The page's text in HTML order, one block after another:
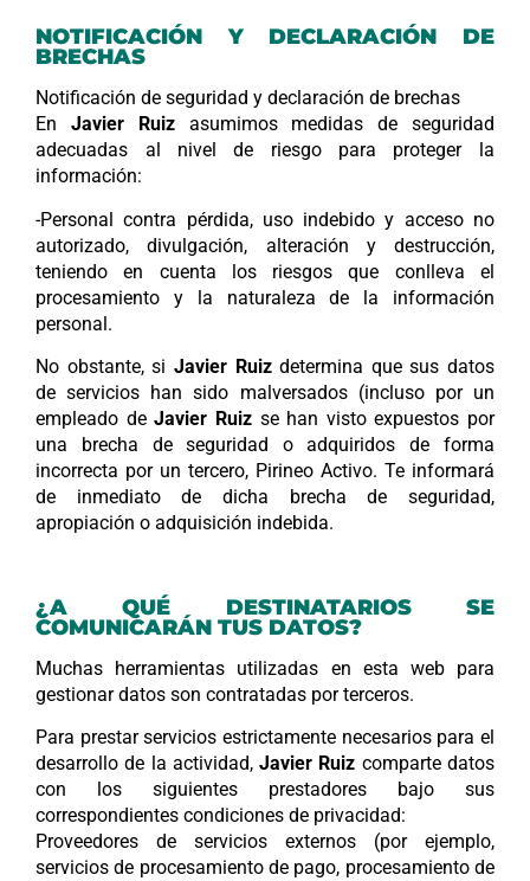
NOTIFICACIÓN Y DECLARACIÓN DE
BRECHAS
Notificación de seguridad y declaración de brechas
En Javier Ruizasumimos medidas de seguridad
adecuadas al nivel de riesgo para proteger la
información:
-Personal contra pérdida, uso indebido y acceso no
autorizado, divulgación, alteración y destrucción,
teniendo en cuenta los riesgos que conlleva el
procesamiento y la naturaleza de la información
personal.
No obstante, si Javier Ruizdetermina que sus datos
de servicios han sido malversados (incluso por un
empleado deJavier Ruizse han visto expuestos por
una brecha de seguridad o adquiridos de forma
incorrecta por un tercero, Pirineo Activo. Te informará
de inmediato de dicha brecha de seguridad,
apropiación o adquisición indebida.
¿A QUÉ DESTINATARIOS SE
COMUNICARÁN TUS DATOS?
Muchas herramientas utilizadas en esta web para
gestionar datos son contratadas por terceros.
Para prestar servicios estrictamente necesarios para el
desarrollo de la actividad,Javier Ruiz comparte datos
con los siguientes prestadores bajo sus
correspondientes condiciones de privacidad:
Proveedores de servicios externos (por ejemplo,
servicios de procesamiento de pago, procesamiento de